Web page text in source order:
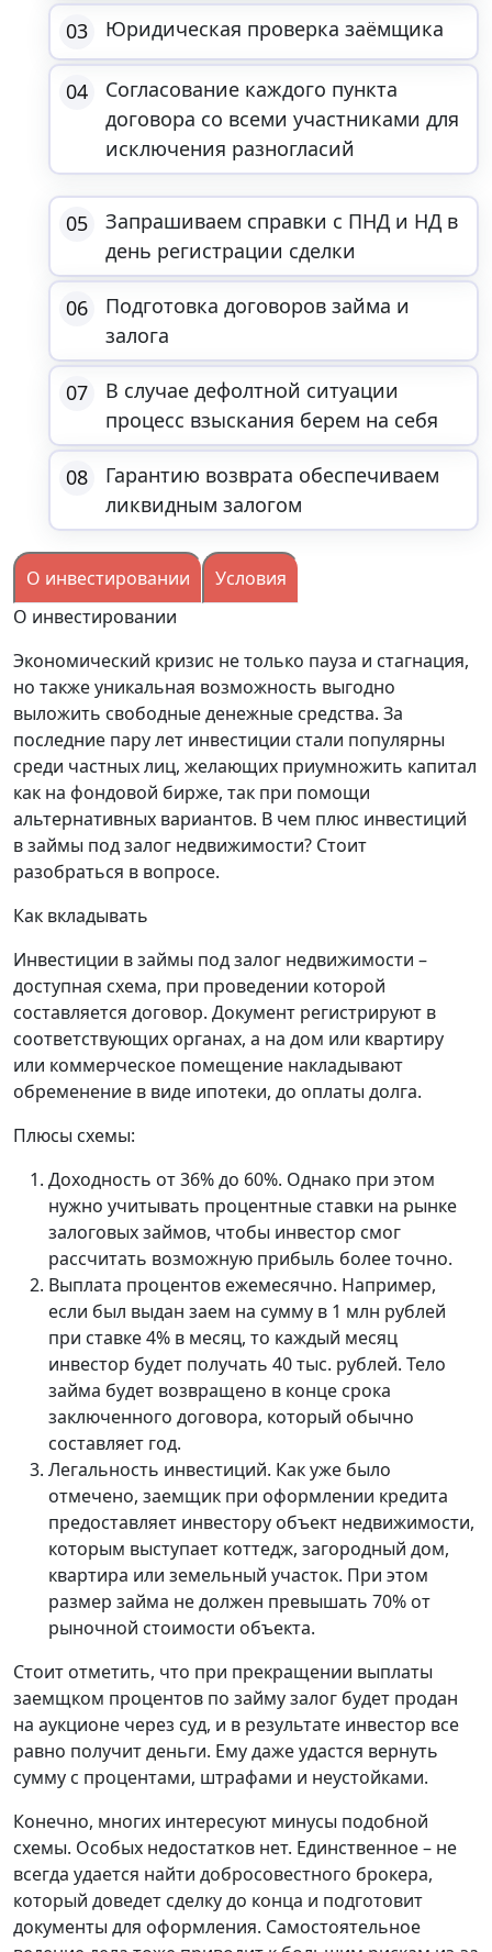
03 Юридическая проверка заёмщика
04
Согласование каждого пункта
договора со всеми участниками для
исключения разногласий
05
Запрашиваем справки с ПНД и НД в
день регистрации сделки
06
Подготовка договоров займа и
залога
07
В случае дефолтной ситуации
процесс взыскания берем на себя
08
Гарантию возврата обеспечиваем
ликвидным залогом
О инвестировании
Условия
О инвестировании
Экономический кризис не только пауза и стагнация,
но также уникальная возможность выгодно
выложить свободные денежные средства. За
последние пару лет инвестиции стали популярны
среди частных лиц, желающих приумножить капитал
как на фондовой бирже, так при помощи
альтернативных вариантов. В чем плюс инвестиций
в займы под залог недвижимости? Стоит
разобраться в вопросе.
Как вкладывать
Инвестиции в займы под залог недвижимости –
доступная схема, при проведении которой
составляется договор. Документ регистрируют в
соответствующих органах, а на дом или квартиру
или коммерческое помещение накладывают
обременение в виде ипотеки, до оплаты долга.
Плюсы схемы:
Доходность от 36% до 60%. Однако при этом
нужно учитывать процентные ставки на рынке
залоговых займов, чтобы инвестор смог
рассчитать возможную прибыль более точно.
Выплата процентов ежемесячно. Например,
если был выдан заем на сумму в 1 млн рублей
при ставке 4% в месяц, то каждый месяц
инвестор будет получать 40 тыс. рублей. Тело
займа будет возвращено в конце срока
заключенного договора, который обычно
составляет год.
Легальность инвестиций. Как уже было
отмечено, заемщик при оформлении кредита
предоставляет инвестору объект недвижимости,
которым выступает коттедж, загородный дом,
квартира или земельный участок. При этом
размер займа не должен превышать 70% от
рыночной стоимости объекта.
Стоит отметить, что при прекращении выплаты
заемщком процентов по займу залог будет продан
на аукционе через суд, и в результате инвестор все
равно получит деньги. Ему даже удастся вернуть
сумму с процентами, штрафами и неустойками.
Конечно, многих интересуют минусы подобной
схемы. Особых недостатков нет. Единственное – не
всегда удается найти добросовестного брокера,
который доведет сделку до конца и подготовит
документы для оформления. Самостоятельное